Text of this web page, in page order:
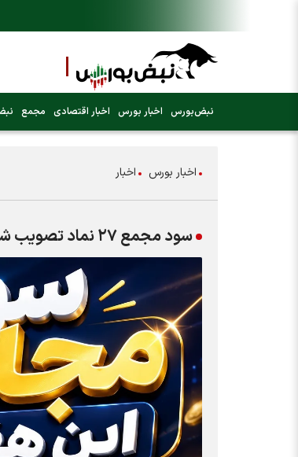
نبض‌بورس اخبار بورس اخبار اقتصادی مجمع
اخبار بورس اخبار
سود مجمع ۲۷ نماد تصویب شد | جزئیات سود نقدی و زمان واریز ۲۷ شرکت بورسی و فرابورسی